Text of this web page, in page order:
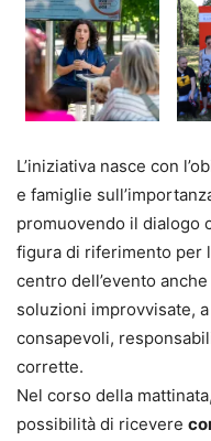
L’iniziativa nasce con
e famiglie
promuovendo il dialogo
figura di riferimento per
centro dell’evento
soluzioni improvvisate,
consapevoli,
corrette.
Nel corso della
possibilità di ricevere